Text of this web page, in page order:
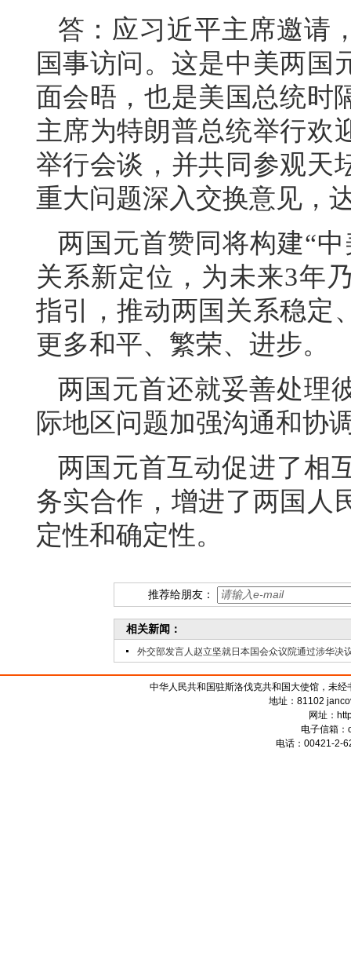
答：应习近平主席邀请
国事访问。这是中美两国
面会晤，也是美国总统时
主席为特朗普总统举行欢
举行会谈，并共同参观天
重大问题深入交换意见，
两国元首赞同将构建“
关系新定位，为未来3年
指引，推动两国关系稳定
更多和平、繁荣、进步。
两国元首还就妥善处理
际地区问题加强沟通和协
两国元首互动促进了相
务实合作，增进了两国人
定性和确定性。
推荐给朋友：
相关新闻：
外交部发言人赵立坚就日本国会众议院通过涉华决
中华人民共和国驻斯洛伐克共和国大使馆，未
地址：81102
网址：
电子信箱：
电话：00421-2-